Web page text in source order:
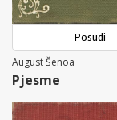
Posudi
August Šenoa
Pjesme